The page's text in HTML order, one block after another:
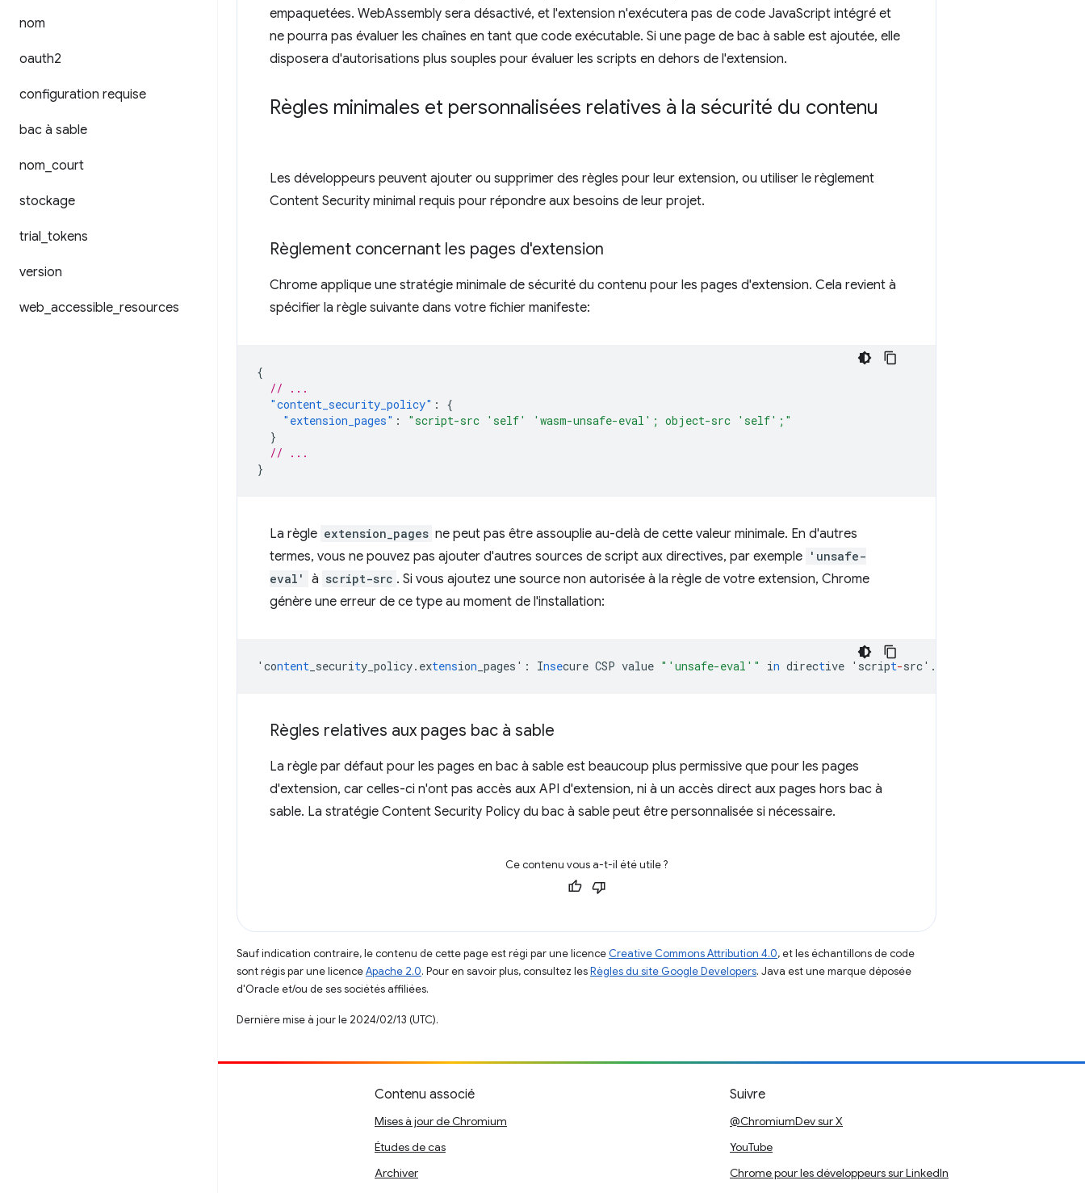
nom
oauth2
configuration requise
bac à sable
nom court
stockage
trial tokens
version
web accessible resources
empaquetées. WebAssembly sera désactivé, et l'extension n'exécutera pas de code JavaScript intégré et
ne pourra pas évaluer les chaînes en tant que code exécutable. Si une page de bac à sable est ajoutée, elle
disposera d'autorisations plus souples pour évaluer les scripts en dehors de l'extension.
Règles minimales et personnalisées relatives à la sécurité du contenu
Les développeurs peuvent ajouter ou supprimer des règles pour leur extension, ou utiliser le règlement
Content Security minimal requis pour répondre aux besoins de leur projet.
Règlement concernant les pages d'extension
Chrome applique une stratégie minimale de sécurité du contenu pour les pages d'extension. Cela revient à
spécifier la règle suivante dans votre fichier manifeste:
{
// ...
"content_security_policy" :
{
"extension_pages" :
"script-src 'self' 'wasm-unsafe-eval'; object-src 'self';"
}
// ...
}
La règle extension_pages ne peut pas être assouplie au-delà de cette valeur minimale. En d'autres
termes, vous ne pouvez pas ajouter d'autres sources de script aux directives, par exemple 'unsafe-
eval'
à script-src . Si vous ajoutez une source non autorisée à la règle de votre extension, Chrome
génère une erreur de ce type au moment de l'installation:
'content _security_policy.extension _pages' : Insecure CSP value "'unsafe-eval'" in directive 'script-src'.
Règles relatives aux pages bac à sable
La règle par défaut pour les pages en bac à sable est beaucoup plus permissive que pour les pages
d'extension, car celles-ci n'ont pas accès aux API d'extension, ni à un accès direct aux pages hors bac à
sable. La stratégie Content Security Policy du bac à sable peut être personnalisée si nécessaire.
Ce contenu vous a-t-il été utile ?
Sauf indication contraire, le contenu de cette page est régi par une licence Creative Commons Attribution 4.0, et les échantillons de code
sont régis par une licenceApache 2.0. Pour en savoir plus, consultez lesRègles du site Google Developers. Java est une marque déposée
d'Oracle et/ou de ses sociétés affiliées.
Dernière mise à jour le 2024/02/13 (UTC).
Contenu associé
Mises à jour de Chromium
Études de cas
Archiver
Suivre
@ChromiumDev sur X
YouTube
Chrome pour les développeurs sur LinkedIn